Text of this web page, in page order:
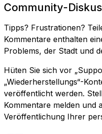
Community-
Tipps? Frustrationen?
Kommentare enthalten
Problems, der Stadt und
Hüten Sie sich vor
„Wiederherstellungs“-
veröffentlicht werden.
Kommentare melden und
Veröffentlichung Ihrer